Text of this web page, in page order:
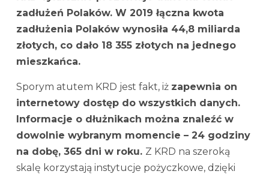
zadłużeń Polaków. W 2019 łączna kwota
zadłużenia Polaków wynosiła 44,8 miliarda
złotych, co dało 18 355 złotych na jednego
mieszkańca.
Sporym atutem KRD jest fakt, iż zapewnia on
internetowy dostęp do wszystkich danych.
Informacje o dłużnikach można znaleźć w
dowolnie wybranym momencie – 24 godziny
na dobę, 365 dni w roku. Z KRD na szeroką
skalę korzystają instytucje pożyczkowe, dzięki